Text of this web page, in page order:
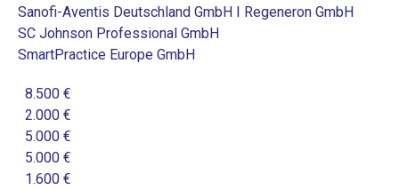
Sanofi-Aventis Deutschland GmbH I Regeneron GmbH
SC Johnson Professional GmbH
SmartPractice Europe GmbH
8.500 €
2.000 €
5.000 €
5.000 €
1.600 €